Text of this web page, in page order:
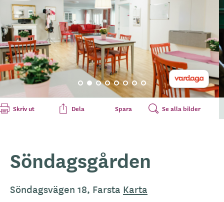
Skriv ut Dela Spara Se alla bilder
Söndagsgården
Söndagsvägen 18, Farsta Karta